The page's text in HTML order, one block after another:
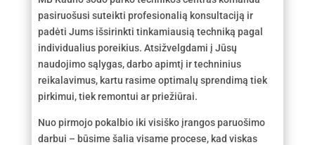
pasiruošusi suteikti profesionalią konsultaciją ir
padėti Jums išsirinkti tinkamiausią techniką pagal
individualius poreikius. Atsižvelgdami į Jūsų
naudojimo sąlygas, darbo apimtį ir techninius
reikalavimus, kartu rasime optimalų sprendimą tiek
pirkimui, tiek remontui ar priežiūrai.
Nuo pirmojo pokalbio iki visiško įrangos paruošimo
darbui – būsime šalia visame procese, kad viskas